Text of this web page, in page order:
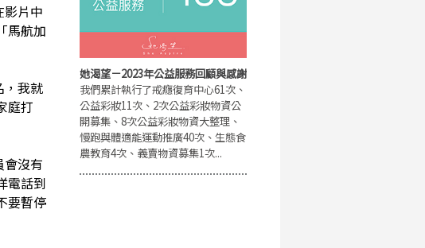
片中
馬航加
我就
庭打
沒有
電話到
要暫停
她渴望－2023年公益服務回顧與感謝
我們累計執行了戒癮復育中心61次、
公益彩妝11次、2次公益彩妝物資公
開募集、8次公益彩妝物資大整理、
慢跑與體適能運動推廣40次、生態食
農教育4次、義賣物資募集1次...